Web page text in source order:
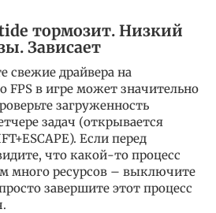
тормозит. Низкий
Зависает
свежие драйвера на
FPS в игре может значительно
загруженность
задач (открывается
Если перед
что какой-то процесс
много ресурсов – выключите
завершите этот процесс